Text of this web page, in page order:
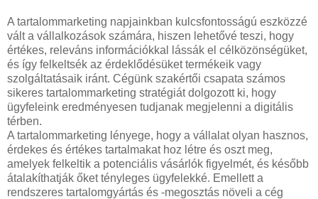
A tartalommarketing napjainkban kulcsfontosságú eszközzé
vált a vállalkozások számára, hiszen lehetővé teszi, hogy
értékes, releváns információkkal lássák el célközönségüket,
és így felkeltsék az érdeklődésüket termékeik vagy
szolgáltatásaik iránt. Cégünk szakértői csapata számos
sikeres tartalommarketing stratégiát dolgozott ki, hogy
ügyfeleink eredményesen tudjanak megjelenni a digitális
térben.
A tartalommarketing lényege, hogy a vállalat olyan hasznos,
érdekes és értékes tartalmakat hoz létre és oszt meg,
amelyek felkeltik a potenciális vásárlók figyelmét, és később
átalakíthatják őket tényleges ügyfelekké. Emellett a
rendszeres tartalomgyártás és -megosztás növeli a cég